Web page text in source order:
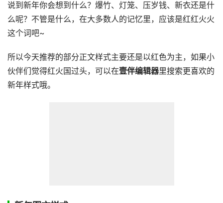
说到新年你会想到什么？爆竹、灯笼、压岁钱、新衣还是什
么呢？不管是什么，在大多数人的记忆里，应该是红红火火
这个词吧~
所以今天推荐的部分正文样式主要还是以红色为主，如果小
伙伴们觉得红火国过头，可以在壹伴编辑器里搜索更喜欢的
新年样式哦。